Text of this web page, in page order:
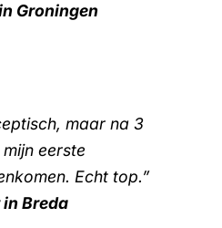
Groningen
maar na 3
eerste
Echt top.”
Breda